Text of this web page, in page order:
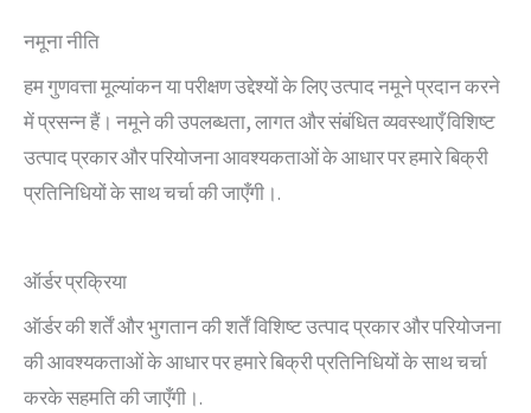
नमूना नीति
हम गुणवत्ता मूल्यांकन या परीक्षण उद्देश्यों के लिए उत्पाद नमूने प्रदान करने
में प्रसन्न हैं। नमूने की उपलब्धता, लागत और संबंधित व्यवस्थाएँ विशिष्ट
उत्पाद प्रकार और परियोजना आवश्यकताओं के आधार पर हमारे बिक्री
प्रतिनिधियों के साथ चर्चा की जाएँगी।.
ऑर्डर प्रक्रिया
ऑर्डर की शर्तें और भुगतान की शर्तें विशिष्ट उत्पाद प्रकार और परियोजना
की आवश्यकताओं के आधार पर हमारे बिक्री प्रतिनिधियों के साथ चर्चा
करके सहमति की जाएँगी।.